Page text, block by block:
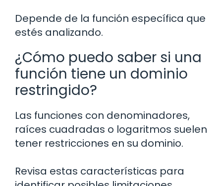
Depende de la función específica que
estés analizando.
¿Cómo puedo saber si una
función tiene un dominio
restringido?
Las funciones con denominadores,
raíces cuadradas o logaritmos suelen
tener restricciones en su dominio.
Revisa estas características para